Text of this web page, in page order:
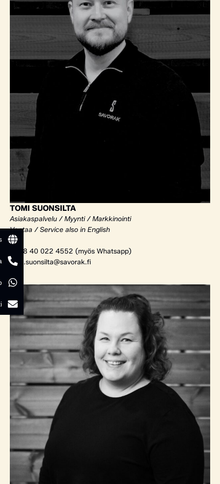
TOMI SUONSILTA
Asiakaspalvelu / Myynti / Markkinointi
Vantaa / Service also in English
+358 40 022 4552 (myös Whatsapp)
tomi.suonsilta@savorak.fi